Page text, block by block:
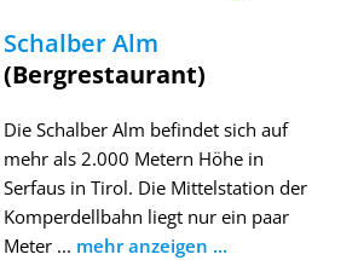
Schalber Alm
(Bergrestaurant)
Die Schalber Alm befindet sich auf
mehr als 2.000 Metern Höhe in
Serfaus in Tirol. Die Mittelstation der
Komperdellbahn liegt nur ein paar
Meter ... mehr anzeigen ...